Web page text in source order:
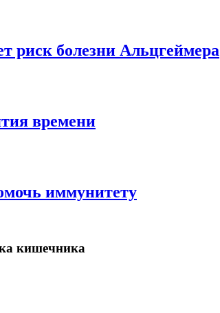
риск болезни Альцгеймера
времени
иммунитету
кишечника